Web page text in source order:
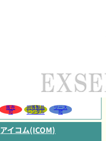
販売
可
同等製品
レンタル
リース
可
アイコム(ICOM)